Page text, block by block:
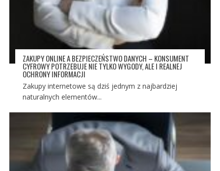
ZAKUPY ONLINE A BEZPIECZEŃSTWO DANYCH – KONSUMENT
CYFROWY POTRZEBUJE NIE TYLKO WYGODY, ALE I REALNEJ
OCHRONY INFORMACJI
Zakupy internetowe są dziś jednym z najbardziej
naturalnych elementów...